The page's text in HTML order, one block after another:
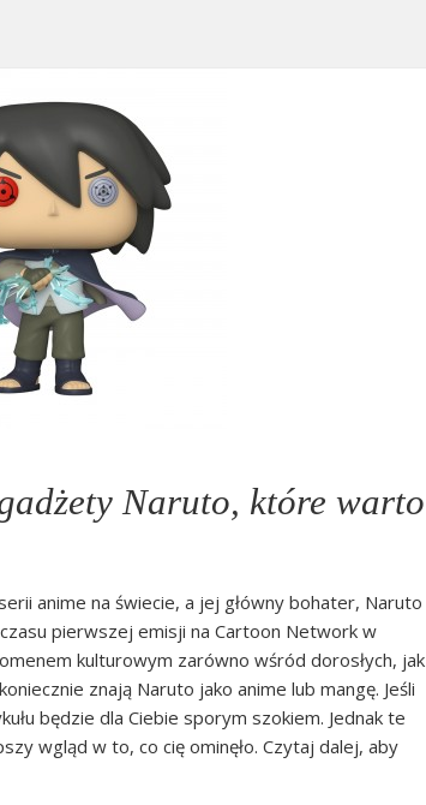
Naruto, które warto
anime na świecie, a jej główny bohater, Naruto
pierwszej emisji na Cartoon Network w
kulturowym zarówno wśród dorosłych, jak
znają Naruto jako anime lub mangę. Jeśli
będzie dla Ciebie sporym szokiem. Jednak te
wgląd w to, co cię ominęło. Czytaj dalej, aby